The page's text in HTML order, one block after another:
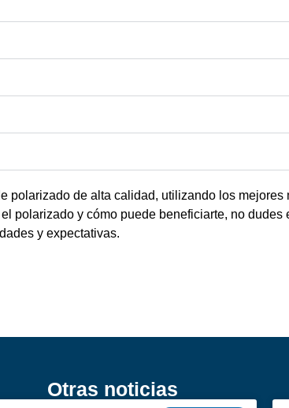
polarizado de alta calidad, utilizando los
polarizado y cómo puede beneficiarte, no
y expectativas.
Otras noticias